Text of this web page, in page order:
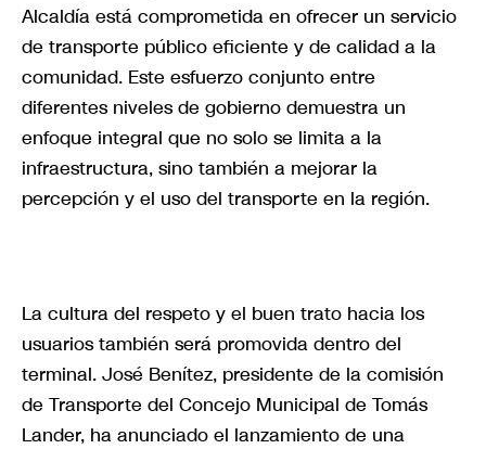
Alcaldía está comprometida en ofrecer un servicio
de transporte público eficiente y de calidad a la
comunidad. Este esfuerzo conjunto entre
diferentes niveles de gobierno demuestra un
enfoque integral que no solo se limita a la
infraestructura, sino también a mejorar la
percepción y el uso del transporte en la región.
La cultura del respeto y el buen trato hacia los
usuarios también será promovida dentro del
terminal. José Benítez, presidente de la comisión
de Transporte del Concejo Municipal de Tomás
Lander, ha anunciado el lanzamiento de una